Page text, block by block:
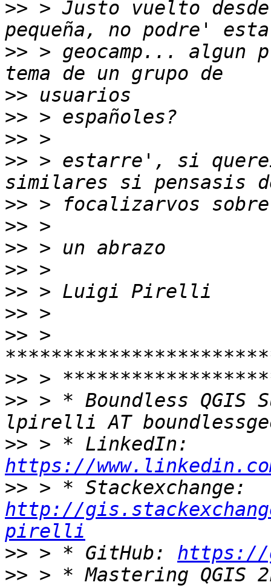
>> > Justo vuelto
>> > geocamp... algun
>>
>>
>>
>> > estarre', si
>>
>>
>>
>>
>>
>>
>> >
>>
>> > * Boundless QGIS
>>
https://
>>
http://
pirelli
>> > * GitHub: https://
>>